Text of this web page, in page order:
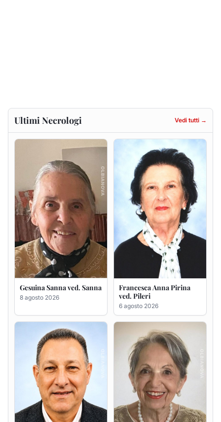
Ultimi Necrologi Vedi tutti →
Gesuina Sanna ved. Sanna
8 agosto 2026
Francesca Anna Pirina
ved. Pileri
6 agosto 2026